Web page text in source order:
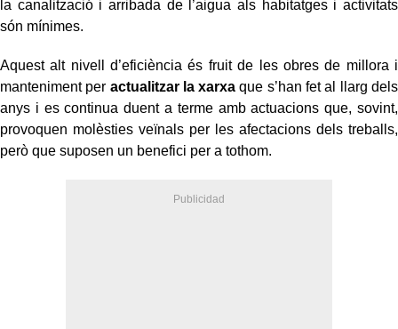
la canalització i arribada de l’aigua als habitatges i activitats
són mínimes.
Aquest alt nivell d’eficiència és fruit de les obres de millora i
manteniment per actualitzar la xarxa que s’han fet al llarg dels
anys i es continua duent a terme amb actuacions que, sovint,
provoquen molèsties veïnals per les afectacions dels treballs,
però que suposen un benefici per a tothom.